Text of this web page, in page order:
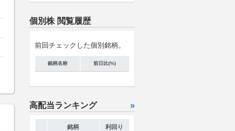
個別株 閲覧履歴
前回チェックした個別銘柄。
銘柄名称 前日比(%)
高配当ランキング »
銘柄 利回り